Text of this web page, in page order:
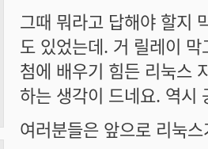
그때 뭐라고 답해야 할지
도 있었는데. 거 릴레이
첨에 배우기 힘든 리눅스
하는 생각이 드네요. 역시
여러분들은 앞으로 리눅